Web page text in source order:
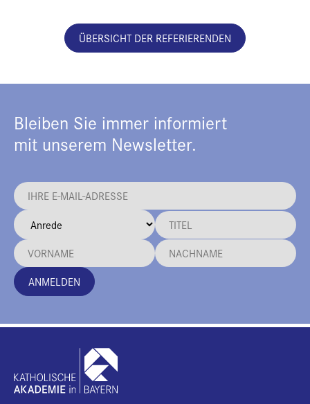
ÜBERSICHT DER REFERIERENDEN
Bleiben Sie immer informiert
mit unserem Newsletter.
ANMELDEN